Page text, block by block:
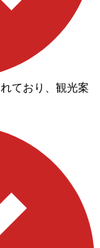
ており、観光案